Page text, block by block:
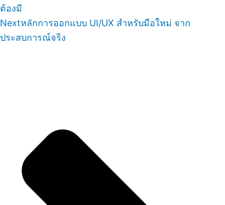
ต้องมี
Nextหลักการออกแบบ UI/UX สำหรับมือใหม่ จาก
ประสบการณ์จริง